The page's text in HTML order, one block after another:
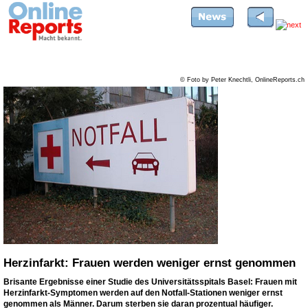
© Foto by Peter Knechtli, OnlineReports.ch
Herzinfarkt: Frauen werden weniger ernst genommen
Brisante Ergebnisse einer Studie des Universitätsspitals Basel: Frauen mit
Herzinfarkt-Symptomen werden auf den Notfall-Stationen weniger ernst
genommen als Männer. Darum sterben sie daran prozentual häufiger.